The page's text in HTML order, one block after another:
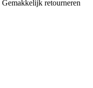
Gemakkelijk retourneren